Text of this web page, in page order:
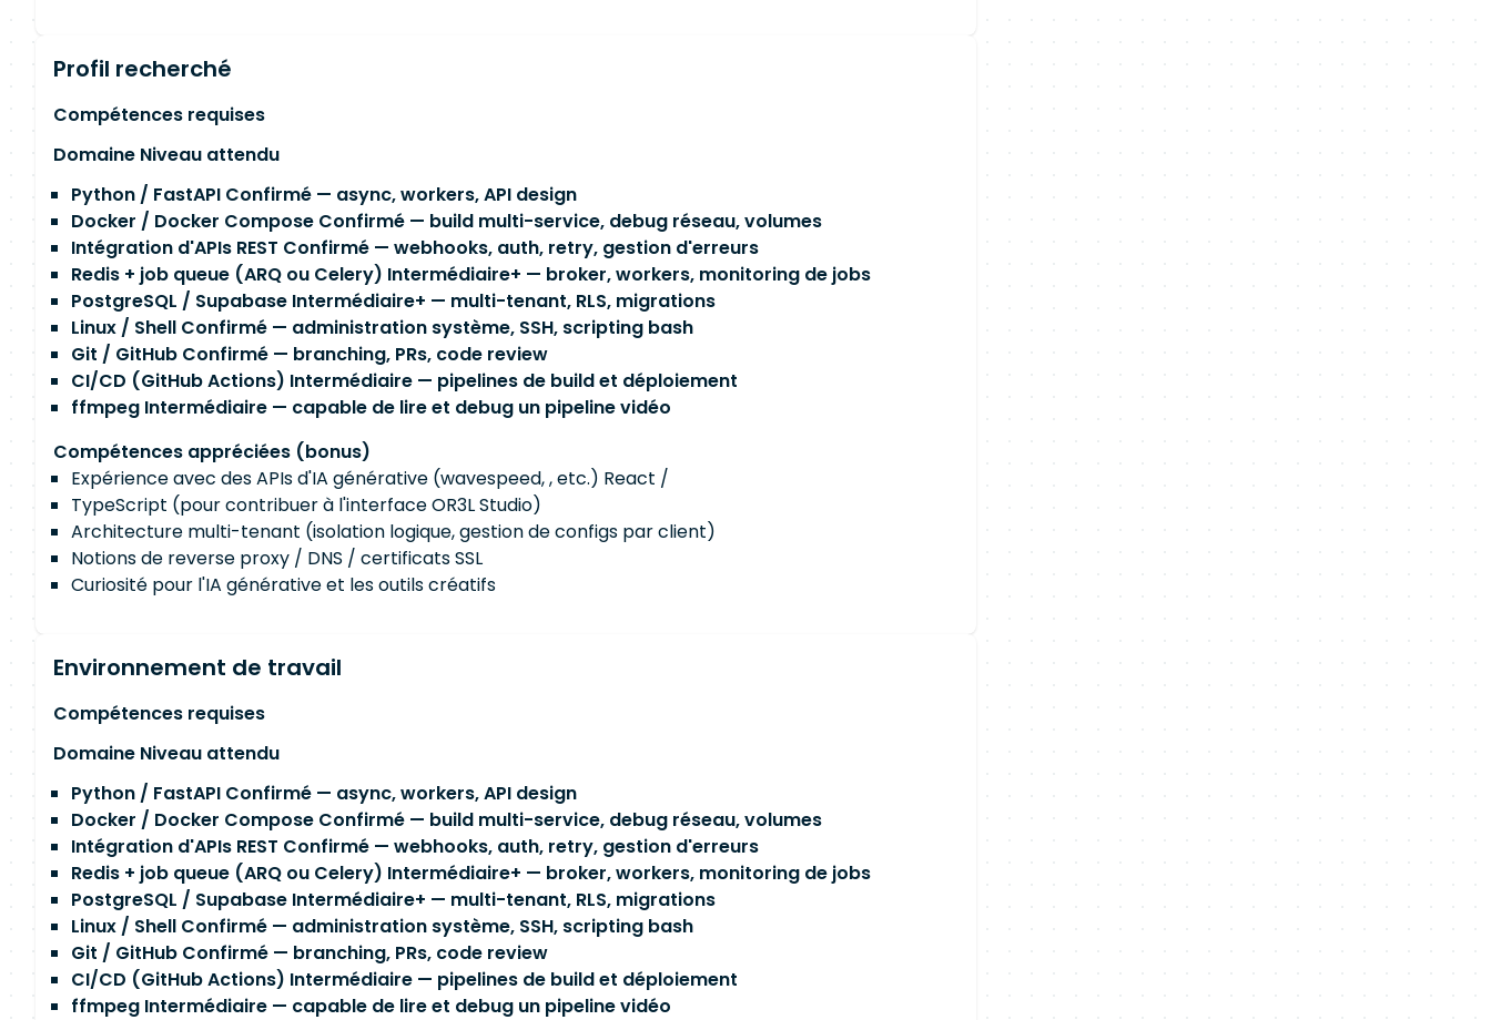
Profil recherché
Compétences requises
Domaine Niveau attendu
Python / FastAPI Confirmé — async, workers, API design
Docker / Docker Compose Confirmé — build multi-service, debug réseau, volumes
Intégration d'APIs REST Confirmé — webhooks, auth, retry, gestion d'erreurs
Redis + job queue (ARQ ou Celery) Intermédiaire+ — broker, workers, monitoring de jobs
PostgreSQL / Supabase Intermédiaire+ — multi-tenant, RLS, migrations
Linux / Shell Confirmé — administration système, SSH, scripting bash
Git / GitHub Confirmé — branching, PRs, code review
CI/CD (GitHub Actions) Intermédiaire — pipelines de build et déploiement
ffmpeg Intermédiaire — capable de lire et debug un pipeline vidéo
Compétences appréciées (bonus)
Expérience avec des APIs d'IA générative (wavespeed, , etc.) React /
TypeScript (pour contribuer à l'interface OR3L Studio)
Architecture multi-tenant (isolation logique, gestion de configs par client)
Notions de reverse proxy / DNS / certificats SSL
Curiosité pour l'IA générative et les outils créatifs
Environnement de travail
Compétences requises
Domaine Niveau attendu
Python / FastAPI Confirmé — async, workers, API design
Docker / Docker Compose Confirmé — build multi-service, debug réseau, volumes
Intégration d'APIs REST Confirmé — webhooks, auth, retry, gestion d'erreurs
Redis + job queue (ARQ ou Celery) Intermédiaire+ — broker, workers, monitoring de jobs
PostgreSQL / Supabase Intermédiaire+ — multi-tenant, RLS, migrations
Linux / Shell Confirmé — administration système, SSH, scripting bash
Git / GitHub Confirmé — branching, PRs, code review
CI/CD (GitHub Actions) Intermédiaire — pipelines de build et déploiement
ffmpeg Intermédiaire — capable de lire et debug un pipeline vidéo